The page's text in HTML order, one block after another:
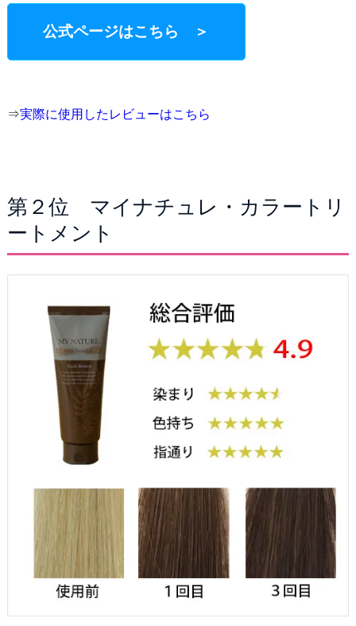
公式ページはこちら ＞
⇒実際に使用したレビューはこちら
第２位 マイナチュレ・カラートリ
ートメント